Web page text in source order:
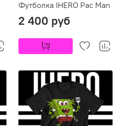
Футболка IHERO Pac Man
2 400 руб